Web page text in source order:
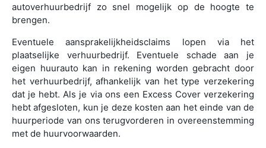
autoverhuurbedrijf zo snel mogelijk op de hoogte te
brengen.
Eventuele aansprakelijkheidsclaims lopen via het
plaatselijke verhuurbedrijf. Eventuele schade aan je
eigen huurauto kan in rekening worden gebracht door
het verhuurbedrijf, afhankelijk van het type verzekering
dat je hebt. Als je via ons een Excess Cover verzekering
hebt afgesloten, kun je deze kosten aan het einde van de
huurperiode van ons terugvorderen in overeenstemming
met de huurvoorwaarden.